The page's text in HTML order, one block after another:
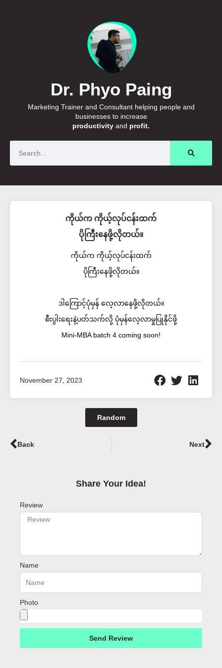
Dr. Phyo Paing
Marketing Trainer and Consultant helping people and
businesses to increase
productivity and profit.
ကိုယ်က ကိုယ့်လုပ်ငန်းထက်
ပိုကြီးနေဖို့လိုတယ်။
ကိုယ်က ကိုယ့်လုပ်ငန်းထက်
ပိုကြီးနေဖို့လိုတယ်။
ဒါကြောင့်ပုံမှန် လေ့လာနေဖို့လိုတယ်။
စီးပွါးရေးနဲ့ပတ်သက်လို့ ပုံမှန်လေ့လာမှုပြုနိုင်ဖို့
Mini-MBA batch 4 coming soon!
November 27, 2023
Random
Prev
Back Next
Share Your Idea!​
Review
Name
Photo
Send Review